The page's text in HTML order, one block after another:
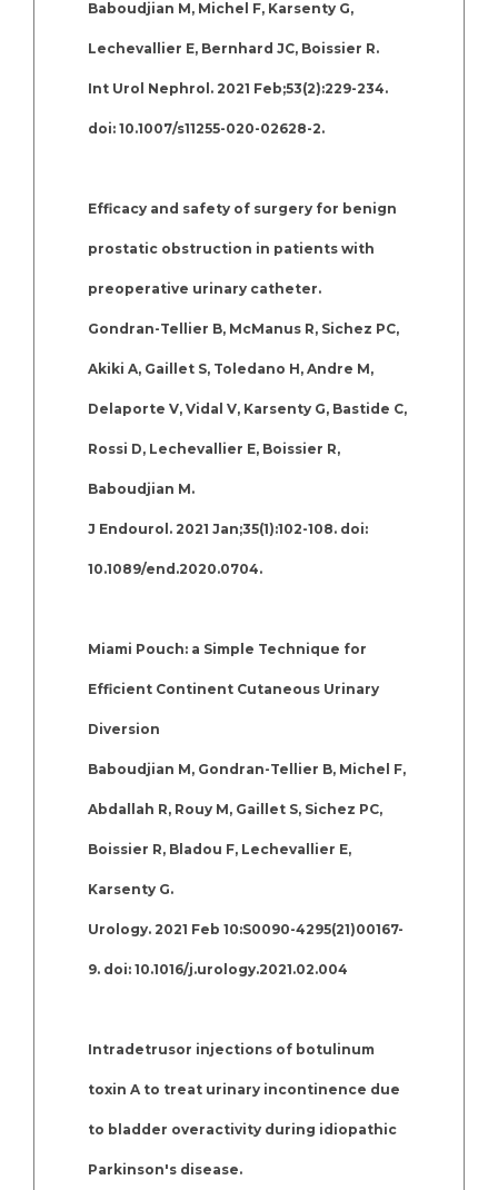
Baboudjian M, Michel F, Karsenty G,
Lechevallier E, Bernhard JC, Boissier R.
Int Urol Nephrol. 2021 Feb;53(2):229-234.
doi: 10.1007/s11255-020-02628-2.
Efficacy and safety of surgery for benign
prostatic obstruction in patients with
preoperative urinary catheter.
Gondran-Tellier B, McManus R, Sichez PC,
Akiki A, Gaillet S, Toledano H, Andre M,
Delaporte V, Vidal V, Karsenty G, Bastide C,
Rossi D, Lechevallier E, Boissier R,
Baboudjian M.
J Endourol. 2021 Jan;35(1):102-108. doi:
10.1089/end.2020.0704.
Miami Pouch: a Simple Technique for
Efficient Continent Cutaneous Urinary
Diversion
Baboudjian M, Gondran-Tellier B, Michel F,
Abdallah R, Rouy M, Gaillet S, Sichez PC,
Boissier R, Bladou F, Lechevallier E,
Karsenty G.
Urology. 2021 Feb 10:S0090-4295(21)00167-
9. doi: 10.1016/j.urology.2021.02.004
Intradetrusor injections of botulinum
toxin A to treat urinary incontinence due
to bladder overactivity during idiopathic
Parkinson's disease.